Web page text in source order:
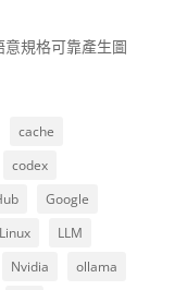
規格可靠產生圖
cache
codex
Google
Linux
LLM
Nvidia
ollama